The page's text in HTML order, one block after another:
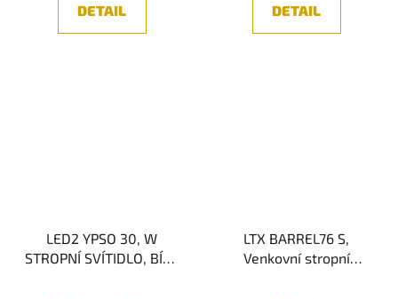
DETAIL DETAIL
LED2 YPSO 30, W
STROPNÍ SVÍTIDLO, BÍLÁ
LTX BARREL76 S,
Venkovní stropní